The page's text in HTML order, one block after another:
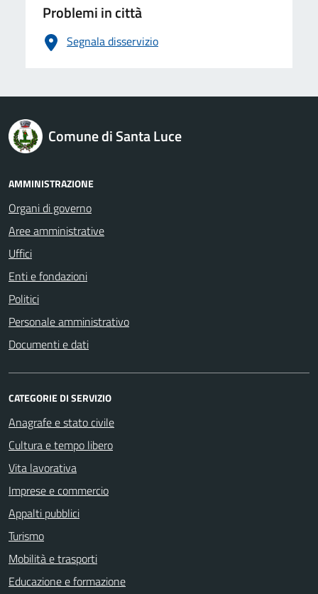
Problemi in città
Segnala disservizio
logo Unione Europea
Comune di Santa Luce
AMMINISTRAZIONE
Organi di governo
Aree amministrative
Uffici
Enti e fondazioni
Politici
Personale amministrativo
Documenti e dati
CATEGORIE DI SERVIZIO
Anagrafe e stato civile
Cultura e tempo libero
Vita lavorativa
Imprese e commercio
Appalti pubblici
Turismo
Mobilità e trasporti
Educazione e formazione